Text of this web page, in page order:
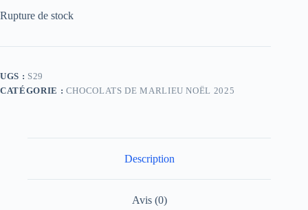
Rupture de stock
UGS : S29
CATÉGORIE : CHOCOLATS DE MARLIEU NOËL 2025
Description
Avis (0)